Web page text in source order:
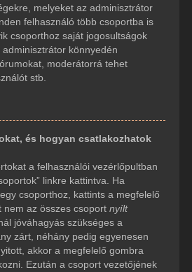
melyeket az adminisztrátor
felhasználó több csoportba is
csoporthoz saját jogosultságok
könnyedén
moderátorrá tehet
stb.
és hogyan csatlakozhatok
a felhasználói vezérlőpultban
linkre kattintva. Ha
csoporthoz, kattints a megfelelő
az összes csoport nyílt
jóváhagyás szükséges a
zárt, néhány pedig egyenesen
akkor a megfelelő gombra
Ezután a csoport vezetőjének